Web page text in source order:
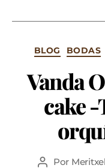
BLOG BODAS
Vanda
cake
Por